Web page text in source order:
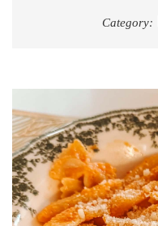
Category: